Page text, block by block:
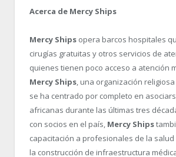
Acerca de Mercy Ships
Mercy Ships opera barcos hospitales
cirugías gratuitas y otros servicios de
quienes tienen poco acceso a atención
Mercy Ships, una organización
se ha centrado por completo en
africanas durante las últimas tres
con socios en el país, Mercy Ships
capacitación a profesionales de la
la construcción de infraestructura